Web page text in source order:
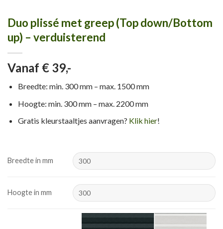
Duo plissé met greep (Top down/Bottom
up) – verduisterend
Vanaf € 39,-
Breedte: min. 300 mm – max. 1500 mm
Hoogte: min. 300 mm – max. 2200 mm
Gratis kleurstaaltjes aanvragen? Klik hier!
Breedte in mm
Hoogte in mm